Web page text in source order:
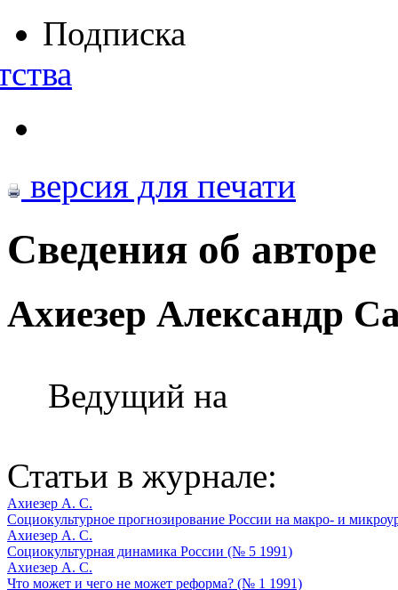
Подписка
версия для печати
Сведения об авторе
Ахиезер Александр
Ведущий на
Статьи в журнале:
Ахиезер А. С.
Социокультурное прогнозирование России на макро- и
Ахиезер А. С.
Социокультурная динамика России (№ 5 1991)
Ахиезер А. С.
Что может и чего не может реформа? (№ 1 1991)